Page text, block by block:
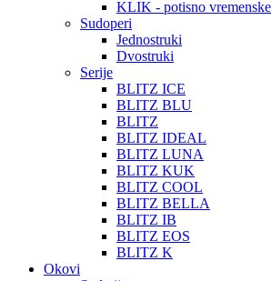
KLIK - potisno vremenske
Sudoperi
Jednostruki
Dvostruki
Serije
BLITZ ICE
BLITZ BLU
BLITZ
BLITZ IDEAL
BLITZ LUNA
BLITZ KUK
BLITZ COOL
BLITZ BELLA
BLITZ IB
BLITZ EOS
BLITZ K
Okovi